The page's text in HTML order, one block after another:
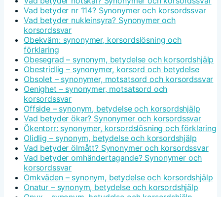
Vad betyder nr 114? Synonymer och korsordssvar
Vad betyder nukleinsyra? Synonymer och
korsordssvar
Obekväm: synonymer, korsordslösning och
förklaring
Obesegrad – synonym, betydelse och korsordshjälp
Obestridlig – synonymer, korsord och betydelse
Obsolet – synonymer, motsatsord och korsordssvar
Oenighet – synonymer, motsatsord och
korsordssvar
Offside – synonym, betydelse och korsordshjälp
Vad betyder ökar? Synonymer och korsordssvar
Ökentorr: synonymer, korsordslösning och förklaring
Olidlig – synonym, betydelse och korsordshjälp
Vad betyder ölmått? Synonymer och korsordssvar
Vad betyder omhändertagande? Synonymer och
korsordssvar
Omkväden – synonym, betydelse och korsordshjälp
Onatur – synonym, betydelse och korsordshjälp